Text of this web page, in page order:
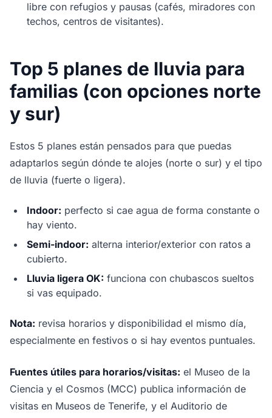
libre con refugios y pausas (cafés, miradores con
techos, centros de visitantes).
Top 5 planes de lluvia para
familias (con opciones norte
y sur)
Estos 5 planes están pensados para que puedas
adaptarlos según dónde te alojes (norte o sur) y el tipo
de lluvia (fuerte o ligera).
Indoor: perfecto si cae agua de forma constante o
hay viento.
Semi-indoor: alterna interior/exterior con ratos a
cubierto.
Lluvia ligera OK: funciona con chubascos sueltos
si vas equipado.
Nota: revisa horarios y disponibilidad el mismo día,
especialmente en festivos o si hay eventos puntuales.
Fuentes útiles para horarios/visitas: el Museo de la
Ciencia y el Cosmos (MCC) publica información de
visitas en Museos de Tenerife, y el Auditorio de